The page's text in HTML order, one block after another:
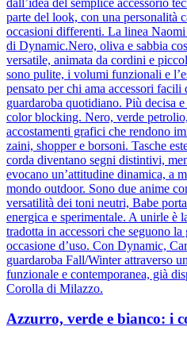
parte del look, con una personalità
occasioni differenti. La linea
di Dynamic.Nero, oliva e sabbia
versatile, animata da cordini e
sono pulite, i volumi funzionali e
pensato per chi ama accessori facili
guardaroba quotidiano. Più decisa
color blocking. Nero, verde
accostamenti grafici che rendono
zaini, shopper e borsoni. Tasche
corda diventano segni distintivi,
evocano un’attitudine dinamica, a
mondo outdoor. Sono due anime
versatilità dei toni neutri, Babe
energica e sperimentale. A unirle è
tradotta in accessori che seguono
occasione d’uso. Con Dynamic,
guardaroba Fall/Winter attraverso
funzionale e contemporanea, già
Corolla di Milazzo.
Azzurro, verde e bianco: i